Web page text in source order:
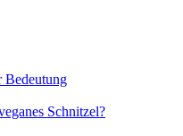
Bedeutung
Schnitzel?